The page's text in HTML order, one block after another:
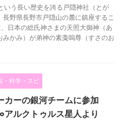
いう長い歴史を誇る戸隠神社（とが
長野県長野市戸隠山の麓に鎮座するこ
日本の総氏神さまの天照大御神（あ
みかみ）が弟神の素戔嗚尊（すさのお
・科学・スピ
カーの銀河チームに参加
ルクトゥルス星人より